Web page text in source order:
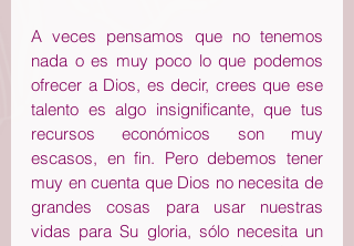
A veces pensamos que no tenemos
nada o es muy poco lo que podemos
ofrecer a Dios, es decir, crees que ese
talento es algo insignificante, que tus
recursos económicos son muy
escasos, en fin. Pero debemos tener
muy en cuenta que Dios no necesita de
grandes cosas para usar nuestras
vidas para Su gloria, sólo necesita un